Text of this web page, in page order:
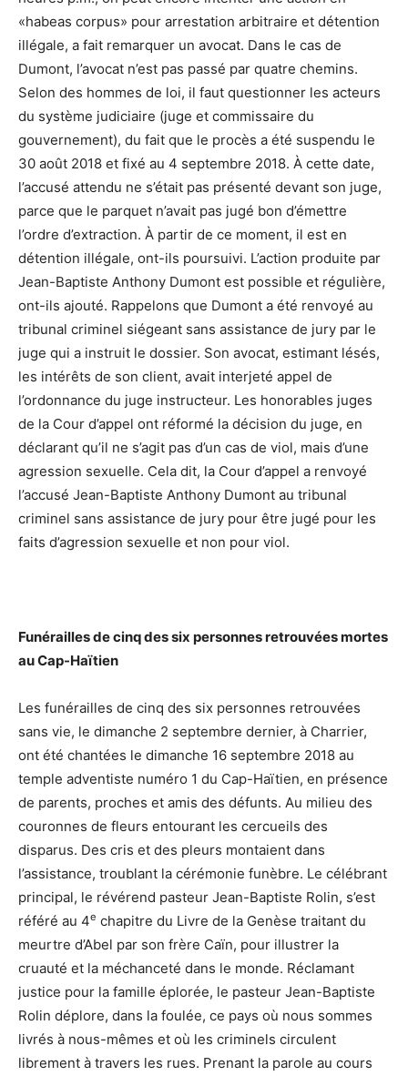
«habeas corpus» pour arrestation arbitraire et détention
illégale, a fait remarquer un avocat. Dans le cas de
Dumont, l’avocat n’est pas passé par quatre chemins.
Selon des hommes de loi, il faut questionner les acteurs
du système judiciaire (juge et commissaire du
gouvernement), du fait que le procès a été suspendu le
30 août 2018 et fixé au 4 septembre 2018. À cette date,
l’accusé attendu ne s’était pas présenté devant son juge,
parce que le parquet n’avait pas jugé bon d’émettre
l’ordre d’extraction. À partir de ce moment, il est en
détention illégale, ont-ils poursuivi. L’action produite par
Jean-Baptiste Anthony Dumont est possible et régulière,
ont-ils ajouté. Rappelons que Dumont a été renvoyé au
tribunal criminel siégeant sans assistance de jury par le
juge qui a instruit le dossier. Son avocat, estimant lésés,
les intérêts de son client, avait interjeté appel de
l’ordonnance du juge instructeur. Les honorables juges
de la Cour d’appel ont réformé la décision du juge, en
déclarant qu’il ne s’agit pas d’un cas de viol, mais d’une
agression sexuelle. Cela dit, la Cour d’appel a renvoyé
l’accusé Jean-Baptiste Anthony Dumont au tribunal
criminel sans assistance de jury pour être jugé pour les
faits d’agression sexuelle et non pour viol.
Funérailles de cinq des six personnes retrouvées mortes
au Cap-Haïtien
Les funérailles de cinq des six personnes retrouvées
sans vie, le dimanche 2 septembre dernier, à Charrier,
ont été chantées le dimanche 16 septembre 2018 au
temple adventiste numéro 1 du Cap-Haïtien, en présence
de parents, proches et amis des défunts. Au milieu des
couronnes de fleurs entourant les cercueils des
disparus. Des cris et des pleurs montaient dans
l’assistance, troublant la cérémonie funèbre. Le célébrant
principal, le révérend pasteur Jean-Baptiste Rolin, s’est
référé au 4e chapitre du Livre de la Genèse traitant du
meurtre d’Abel par son frère Caïn, pour illustrer la
cruauté et la méchanceté dans le monde. Réclamant
justice pour la famille éplorée, le pasteur Jean-Baptiste
Rolin déplore, dans la foulée, ce pays où nous sommes
livrés à nous-mêmes et où les criminels circulent
librement à travers les rues. Prenant la parole au cours